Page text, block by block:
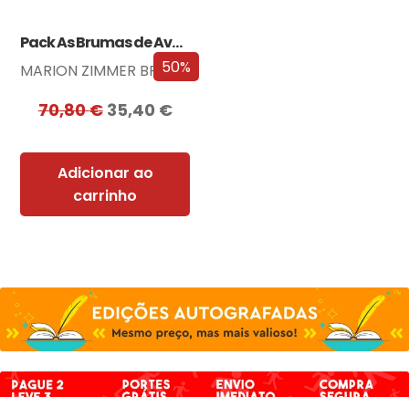
50%
Pack As Brumas de Avalon
MARION ZIMMER BRADLEY
70,80€ 35,40 €
Adicionar ao
carrinho